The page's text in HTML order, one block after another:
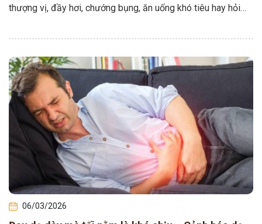
thượng vị, đầy hơi, chướng bụng, ăn uống khó tiêu hay hỏi
06/03/2026